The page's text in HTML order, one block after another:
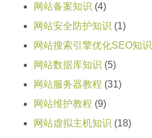
网站备案知识 (4)
网站安全防护知识 (1)
网站搜索引擎优化SEO知识
网站数据库知识 (5)
网站服务器教程 (31)
网站维护教程 (9)
网站虚拟主机知识 (18)